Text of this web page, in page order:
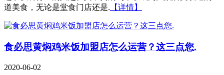
道美食，无论是堂食门店还是. 【详情】
食必思黄焖鸡米饭加盟店怎么运营？这三点您.
2020-06-02